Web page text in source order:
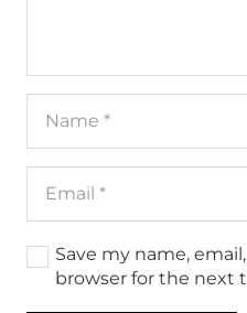
Save my name,
browser for the next